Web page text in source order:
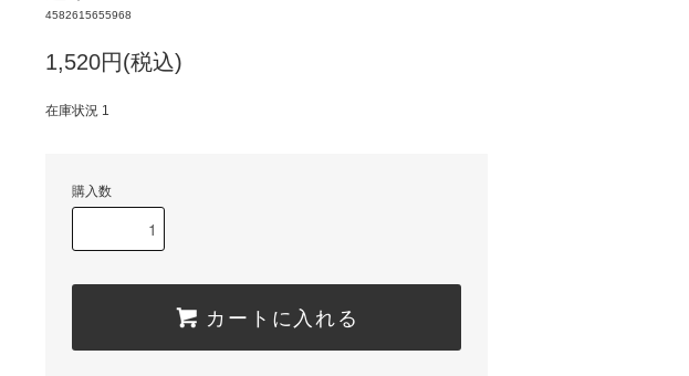
4582615655968
1,520円(税込)
在庫状況 1
購入数
カートに入れる